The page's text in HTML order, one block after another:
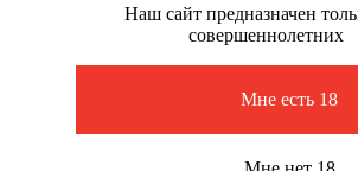
Наш сайт предназначен
совершеннолетних
Мне есть 18